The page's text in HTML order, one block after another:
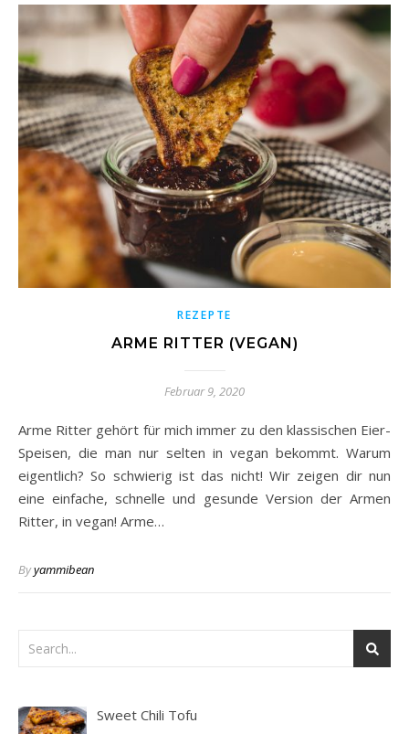
REZEPTE
ARME RITTER (VEGAN)
Februar 9, 2020
Arme Ritter gehört für mich immer zu den klassischen Eier-
Speisen, die man nur selten in vegan bekommt. Warum
eigentlich? So schwierig ist das nicht! Wir zeigen dir nun
eine einfache, schnelle und gesunde Version der Armen
Ritter, in vegan! Arme…
Byyammibean
Sweet Chili Tofu